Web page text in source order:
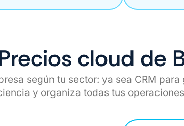
cloud de
según tu sector: ya sea CRM
y organiza todas tus